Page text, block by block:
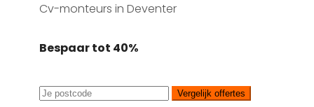
Cv-monteurs in Deventer
Bespaar tot 40%
Vergelijk offertes